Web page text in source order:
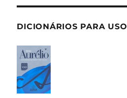
DICIONÁRIOS PARA USO